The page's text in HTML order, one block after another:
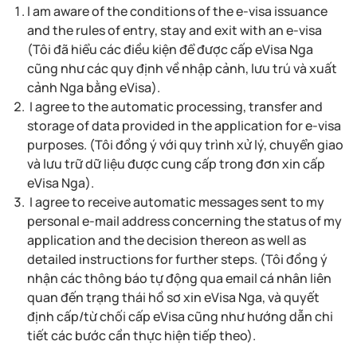
I am aware of the conditions of the e-visa issuance
and the rules of entry, stay and exit with an e-visa
(Tôi đã hiểu các điều kiện để được cấp eVisa Nga
cũng như các quy định về nhập cảnh, lưu trú và xuất
cảnh Nga bằng eVisa).
I agree to the automatic processing, transfer and
storage of data provided in the application for e-visa
purposes. (Tôi đồng ý với quy trình xử lý, chuyển giao
và lưu trữ dữ liệu được cung cấp trong đơn xin cấp
eVisa Nga).
I agree to receive automatic messages sent to my
personal e-mail address concerning the status of my
application and the decision thereon as well as
detailed instructions for further steps. (Tôi đồng ý
nhận các thông báo tự động qua email cá nhân liên
quan đến trạng thái hồ sơ xin eVisa Nga, và quyết
định cấp/từ chối cấp eVisa cũng như hướng dẫn chi
tiết các bước cần thực hiện tiếp theo).